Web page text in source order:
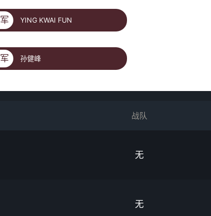
YING KWAI FUN
孙健峰
战队
无
无